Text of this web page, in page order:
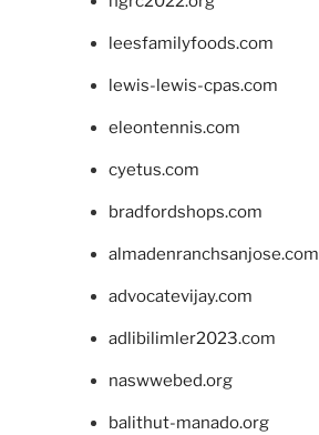
leesfamilyfoods.com
lewis-lewis-cpas.com
eleontennis.com
cyetus.com
bradfordshops.com
almadenranchsanjose.com
advocatevijay.com
adlibilimler2023.com
naswwebed.org
balithut-manado.org